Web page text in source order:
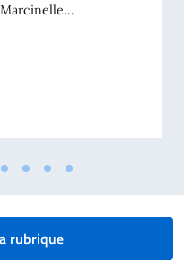
du Conseil et Ministre
rubrique